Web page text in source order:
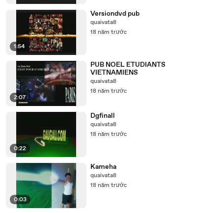
1:54
Versiondvd pub
quaivata8
18 năm trước
2:07
PUB NOEL ETUDIANTS
VIETNAMIENS
quaivata8
18 năm trước
0:22
Dgfinall
quaivata8
18 năm trước
0:03
Kameha
quaivata8
18 năm trước